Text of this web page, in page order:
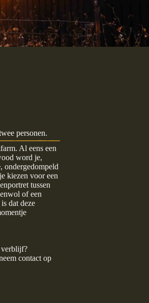
personen.
Al eens een
word je,
ondergedompeld
kiezen voor een
tussen
of een
dat deze
verblijf?
contact op